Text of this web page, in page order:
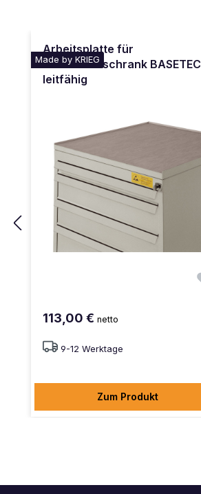
Made by KRIEG
Arbeitsplatte für
Schubfachschrank BASETEC
leitfähig
113,00 € netto
9-12 Werktage
Zum Produkt